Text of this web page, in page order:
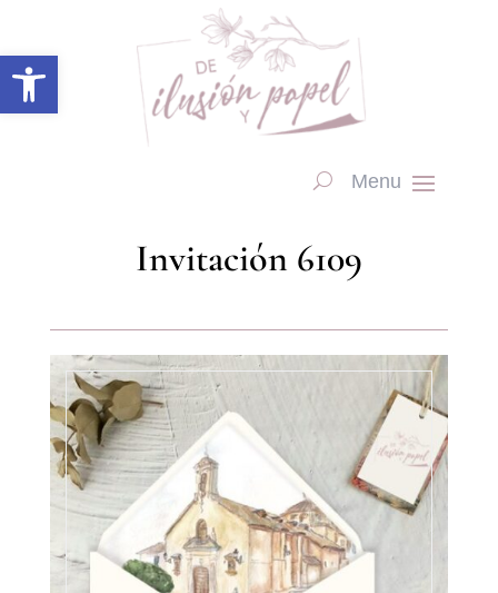
Abrir barra de herramientas
Invitación 6109